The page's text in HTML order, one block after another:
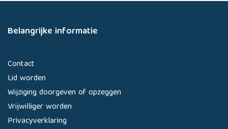
Belangrijke informatie
Contact
Lid worden
Wijziging doorgeven of opzeggen
Vrijwilliger worden
Privacyverklaring